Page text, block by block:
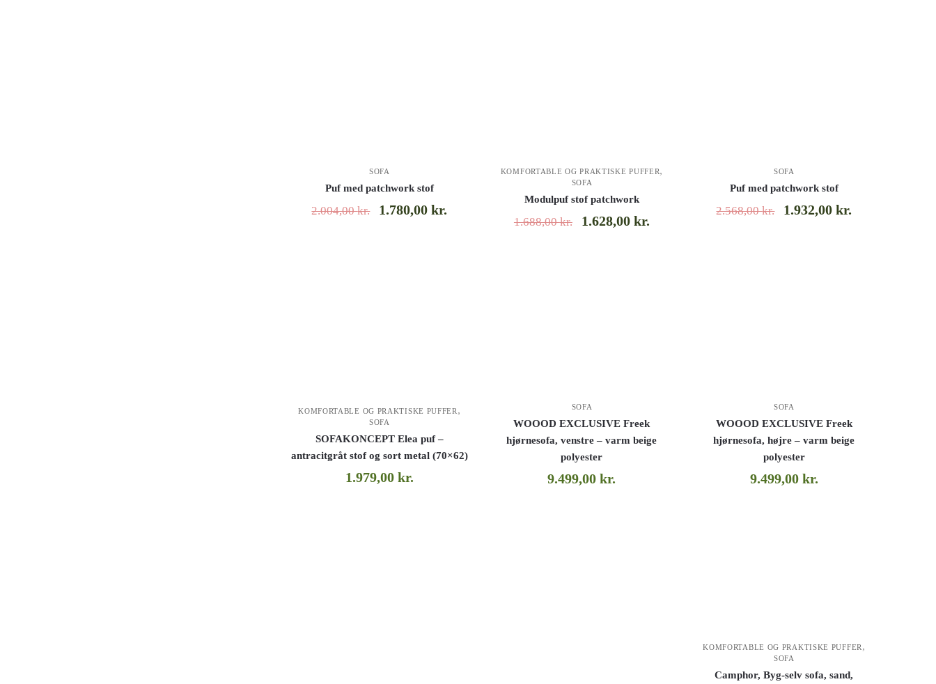
SOFA
Puf med patchwork stof
2.004,00kr. 1.780,00kr.
KOMFORTABLE OG PRAKTISKE PUFFER,
SOFA
Modulpuf stof patchwork
1.688,00kr. 1.628,00 kr.
SOFA
Puf med patchwork stof
2.568,00kr. 1.932,00kr.
KOMFORTABLE OG PRAKTISKE PUFFER ,
SOFA
SOFAKONCEPT Elea puf –
antracitgråt stof og sort metal (70×62)
1.979,00 kr.
SOFA
WOOOD EXCLUSIVE Freek
hjørnesofa, venstre – varm beige
polyester
9.499,00kr.
SOFA
WOOOD EXCLUSIVE Freek
hjørnesofa, højre – varm beige
polyester
9.499,00 kr.
KOMFORTABLE OG PRAKTISKE PUFFER ,
SOFA
Camphor, Byg-selv sofa, sand,